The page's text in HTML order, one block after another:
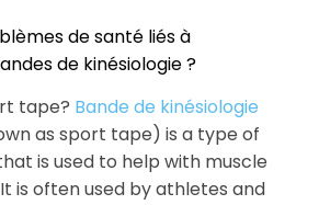
de santé liés à
de kinésiologie ?
tape? Bande de kinésiologie
as sport tape) is a type of
is used to help with muscle
is often used by athletes and